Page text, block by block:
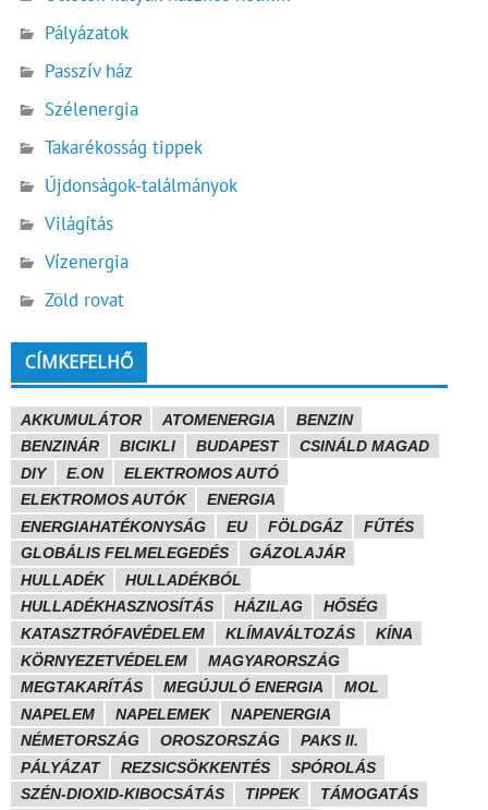
Pályázatok
Passzív ház
Szélenergia
Takarékosság tippek
Újdonságok-találmányok
Világítás
Vízenergia
Zöld rovat
CÍMKEFELHŐ
AKKUMULÁTOR ATOMENERGIA
BENZIN
BENZINÁR
BICIKLI BUDAPEST
CSINÁLD MAGAD
DIY
E.ON
ELEKTROMOS AUTÓ
ELEKTROMOS AUTÓK
ENERGIA
ENERGIAHATÉKONYSÁG
EU FÖLDGÁZ
FŰTÉS
GLOBÁLIS FELMELEGEDÉS
GÁZOLAJÁR
HULLADÉK
HULLADÉKBÓL
HULLADÉKHASZNOSÍTÁS
HÁZILAG
HŐSÉG
KATASZTRÓFAVÉDELEM
KLÍMAVÁLTOZÁS
KÍNA
KÖRNYEZETVÉDELEM
MAGYARORSZÁG
MEGTAKARÍTÁS
MEGÚJULÓ ENERGIA
MOL
NAPELEM
NAPELEMEK
NAPENERGIA
NÉMETORSZÁG
OROSZORSZÁG
PAKS II.
PÁLYÁZAT
REZSICSÖKKENTÉS
SPÓROLÁS
SZÉN-DIOXID-KIBOCSÁTÁS
TIPPEK
TÁMOGATÁS